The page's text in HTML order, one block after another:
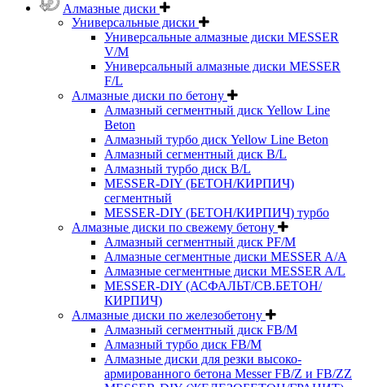
Алмазные диски
Универсальные диски
Универсальные алмазные диски MESSER
V/M
Универсальный алмазные диски MESSER
F/L
Алмазные диски по бетону
Алмазный сегментный диск Yellow Line
Beton
Алмазный турбо диск Yellow Line Beton
Алмазный сегментный диск B/L
Алмазный турбо диск B/L
MESSER-DIY (БЕТОН/КИРПИЧ)
сегментный
MESSER-DIY (БЕТОН/КИРПИЧ) турбо
Алмазные диски по свежему бетону
Алмазный сегментный диск PF/M
Алмазные сегментные диски MESSER A/A
Алмазные сегментные диски MESSER A/L
MESSER-DIY (АСФАЛЬТ/СВ.БЕТОН/
КИРПИЧ)
Алмазные диски по железобетону
Алмазный сегментный диск FB/M
Алмазный турбо диск FB/M
Алмазные диски для резки высоко-
армированного бетона Messer FB/Z и FB/ZZ